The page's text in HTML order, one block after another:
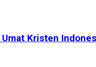
Kristen